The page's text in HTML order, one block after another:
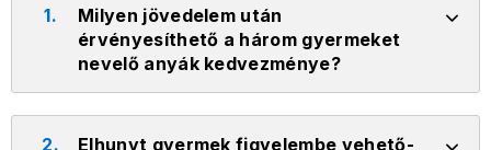
1.
Milyen jövedelem után
érvényesíthető a három gyermeket
nevelő anyák kedvezménye?
2.
Elhunyt gyermek figyelembe vehető-